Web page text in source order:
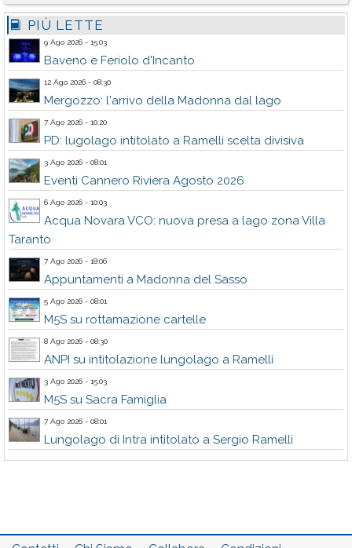
PIÙ LETTE
9 Ago 2026 - 15:03
Baveno e Feriolo d'Incanto
12 Ago 2026 - 08:30
Mergozzo: l'arrivo della Madonna dal lago
7 Ago 2026 - 10:20
PD: lugolago intitolato a Ramelli scelta divisiva
3 Ago 2026 - 08:01
Eventi Cannero Riviera Agosto 2026
6 Ago 2026 - 10:03
Acqua Novara VCO: nuova presa a lago zona Villa
Taranto
7 Ago 2026 - 18:06
Appuntamenti a Madonna del Sasso
5 Ago 2026 - 08:01
M5S su rottamazione cartelle
8 Ago 2026 - 08:30
ANPI su intitolazione lungolago a Ramelli
3 Ago 2026 - 15:03
M5S su Sacra Famiglia
7 Ago 2026 - 08:01
Lungolago di Intra intitolato a Sergio Ramelli